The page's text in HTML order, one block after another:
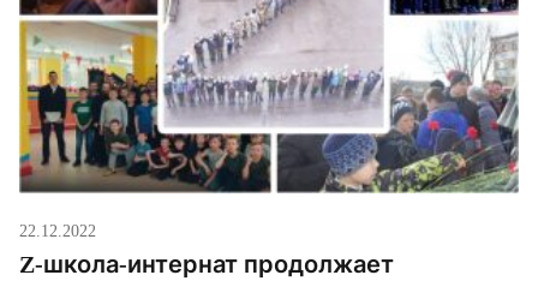
22.12.2022
Z-школа-интернат продолжает